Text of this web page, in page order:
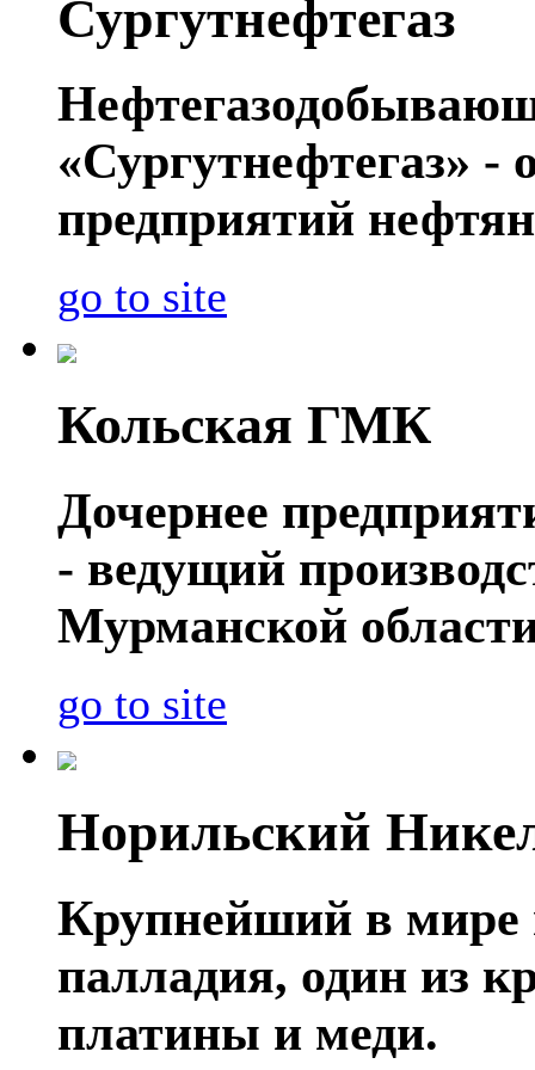
Сургутнефтегаз
«Сургутнефтегаз» -
предприятий
go to site
Кольская ГМК
Дочернее
- ведущий
Мурманской
go to site
Норильский
Крупнейший в мире
палладия, один из
платины и меди.